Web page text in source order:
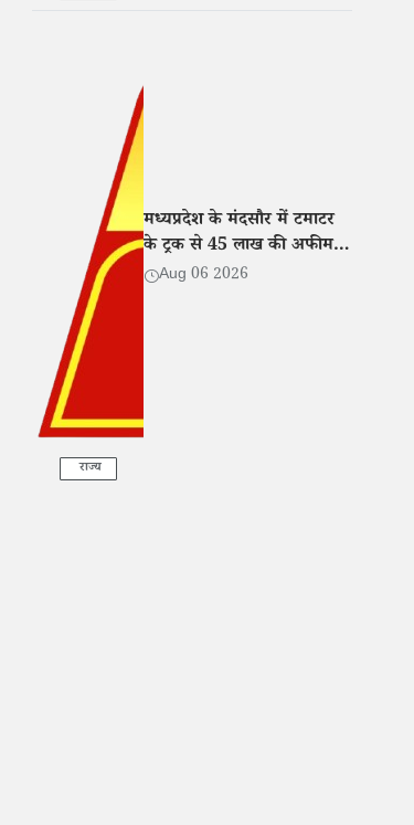
राज्य
मध्यप्रदेश के मंदसौर में टमाटर
के ट्रक से 45 लाख की अफीम
बरामद, तीन तस्कर गिरफ्तार
Aug 06 2026